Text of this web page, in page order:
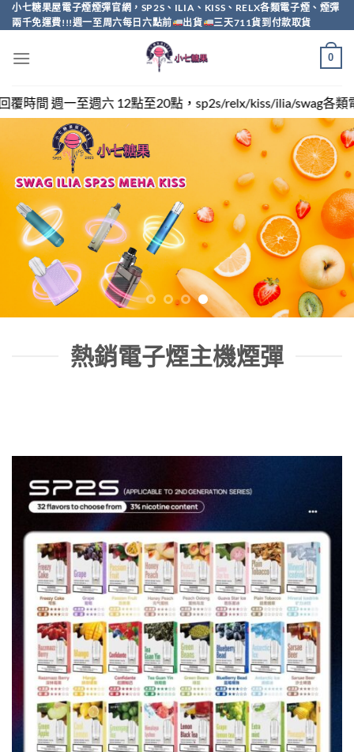
Skip
to
小七糖果屋電子煙煙彈官網，SP2S、ILIA、KISS、RELX各類電子煙、煙彈
兩千免運費!!!週一至周六每日六點前
出貨 三天711貨到付款取貨
0
20點，sp2s/relx/kiss/ilia/swag各類電子煙煙彈買越多越便宜
熱銷電子煙主機煙彈